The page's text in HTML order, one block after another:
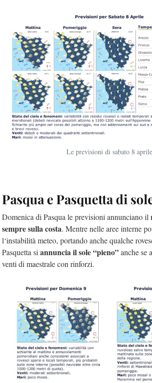
Le previsioni di sabato 8 aprile
Pasqua e Pasquetta di
Domenica di Pasqua le previsioni annunciano il
sempre sulla costa. Mentre nelle aree interne
l‘instabilità meteo, portando anche qualche
Pasquetta siannuncia il sole “pieno”anche se
venti di maestrale con rinforzi.